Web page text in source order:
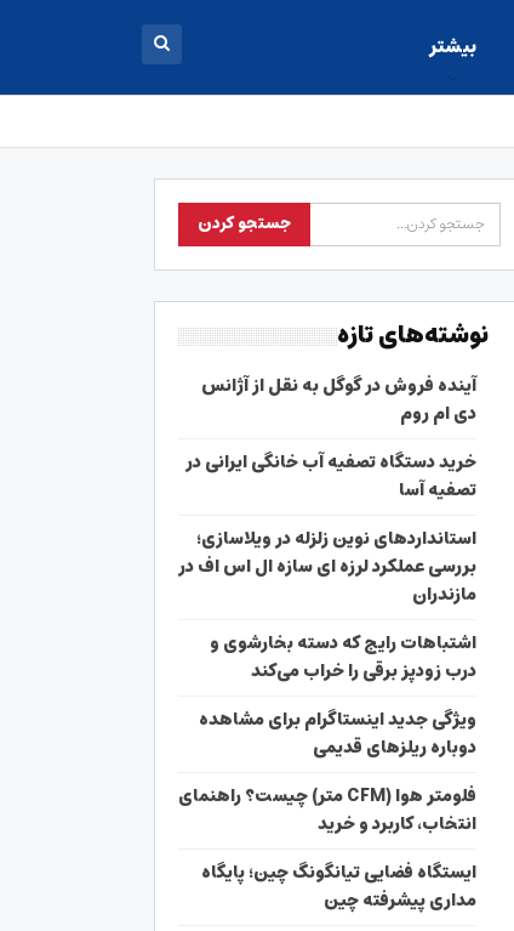
بیشتر
نوشته‌های تازه
آینده فروش در گوگل به نقل از آژانس
دی ام روم
خرید دستگاه تصفیه آب خانگی ایرانی در
تصفیه آسا
استانداردهای نوین زلزله در ویلاسازی؛
بررسی عملکرد لرزه ای سازه ال اس اف در
مازندران
اشتباهات رایج که دسته بخارشوی و
درب زودپز برقی را خراب می‌کند
ویژگی جدید اینستاگرام برای مشاهده
دوباره ریلزهای قدیمی
فلومتر هوا (CFM متر) چیست؟ راهنمای
انتخاب، کاربرد و خرید
ایستگاه فضایی تیانگونگ چین؛ پایگاه
مداری پیشرفته چین